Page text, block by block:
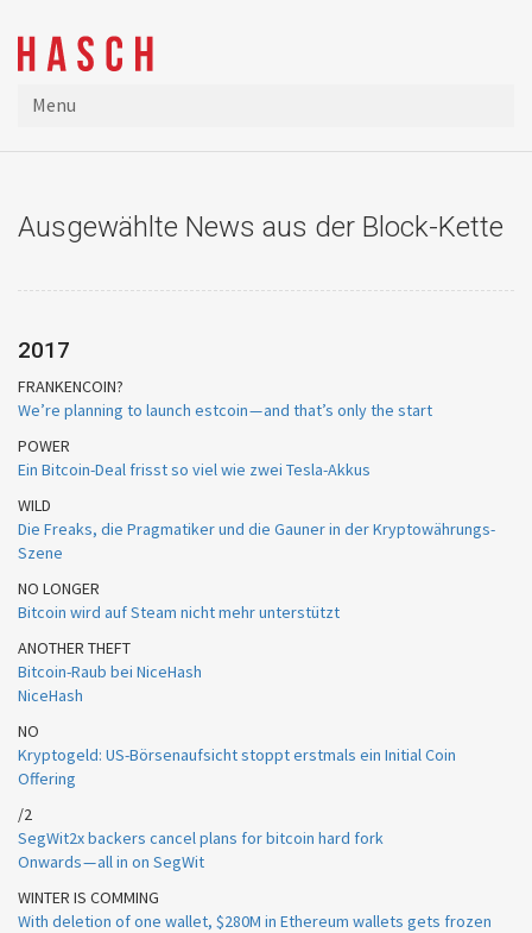
Menu
Ausgewählte News aus der Block-Kette
2017
FRANKENCOIN?
We’re planning to launch estcoin — and that’s only the start
POWER
Ein Bitcoin-Deal frisst so viel wie zwei Tesla-Akkus
WILD
Die Freaks, die Pragmatiker und die Gauner in der Kryptowährungs-
Szene
NO LONGER
Bitcoin wird auf Steam nicht mehr unterstützt
ANOTHER THEFT
Bitcoin-Raub bei NiceHash
NiceHash
NO
Kryptogeld: US-Börsenaufsicht stoppt erstmals ein Initial Coin
Offering
/2
SegWit2x backers cancel plans for bitcoin hard fork
Onwards — all in on SegWit
WINTER IS COMMING
With deletion of one wallet, $280M in Ethereum wallets gets frozen